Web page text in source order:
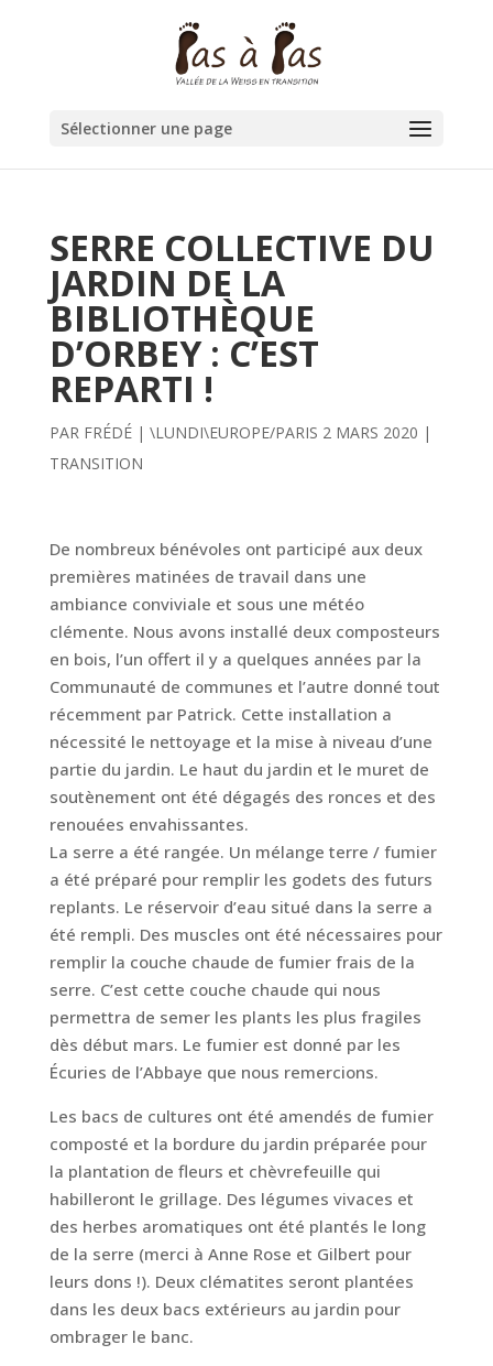
Sélectionner une page
SERRE COLLECTIVE DU
JARDIN DE LA
BIBLIOTHÈQUE
D’ORBEY : C’EST
REPARTI !
PAR FRÉDÉ| \LUNDI\EUROPE/PARIS 2 MARS 2020 |
TRANSITION
De nombreux bénévoles ont participé aux deux
premières matinées de travail dans une
ambiance conviviale et sous une météo
clémente. Nous avons installé deux composteurs
en bois, l’un offert il y a quelques années par la
Communauté de communes et l’autre donné tout
récemment par Patrick. Cette installation a
nécessité le nettoyage et la mise à niveau d’une
partie du jardin. Le haut du jardin et le muret de
soutènement ont été dégagés des ronces et des
renouées envahissantes.
La serre a été rangée. Un mélange terre / fumier
a été préparé pour remplir les godets des futurs
replants. Le réservoir d’eau situé dans la serre a
été rempli. Des muscles ont été nécessaires pour
remplir la couche chaude de fumier frais de la
serre. C’est cette couche chaude qui nous
permettra de semer les plants les plus fragiles
dès début mars. Le fumier est donné par les
Écuries de l’Abbaye que nous remercions.
Les bacs de cultures ont été amendés de fumier
composté et la bordure du jardin préparée pour
la plantation de fleurs et chèvrefeuille qui
habilleront le grillage. Des légumes vivaces et
des herbes aromatiques ont été plantés le long
de la serre (merci à Anne Rose et Gilbert pour
leurs dons !). Deux clématites seront plantées
dans les deux bacs extérieurs au jardin pour
ombrager le banc.